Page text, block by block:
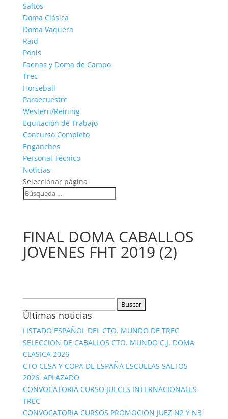
Saltos
Doma Clásica
Doma Vaquera
Raid
Ponis
Faenas y Doma de Campo
Trec
Horseball
Paraecuestre
Western/Reining
Equitación de Trabajo
Concurso Completo
Enganches
Personal Técnico
Noticias
Seleccionar página
FINAL DOMA CABALLOS
JOVENES FHT 2019 (2)
Últimas noticias
LISTADO ESPAÑOL DEL CTO. MUNDO DE TREC
SELECCION DE CABALLOS CTO. MUNDO C.J. DOMA
CLASICA 2026
CTO CESA Y COPA DE ESPAÑA ESCUELAS SALTOS
2026. APLAZADO
CONVOCATORIA CURSO JUECES INTERNACIONALES
TREC
CONVOCATORIA CURSOS PROMOCION JUEZ N2 Y N3